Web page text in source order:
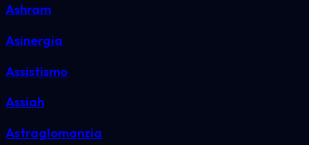
Ashram
Asinergia
Assistismo
Assiah
Astraglomanzia